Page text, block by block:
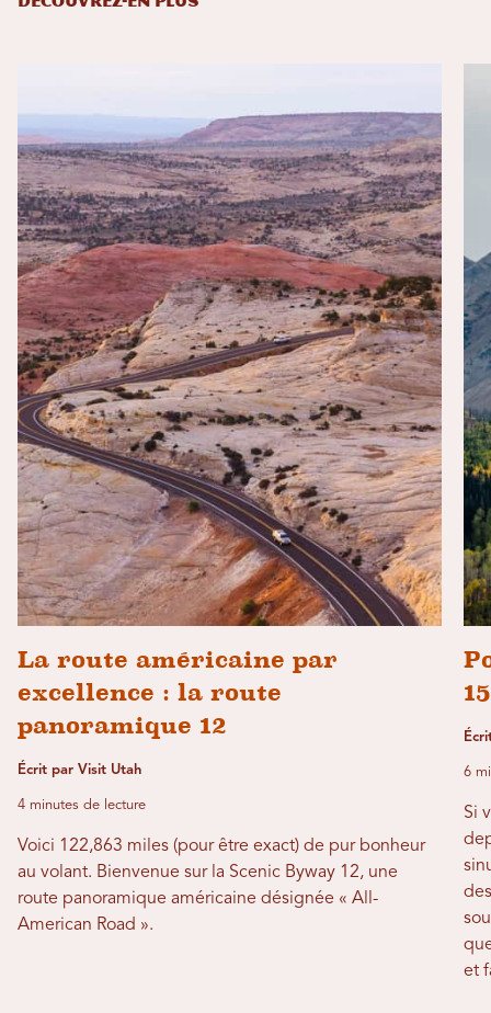
La route américaine par
excellence : la route
panoramique 12
Écrit par Visit Utah
4 minutes de lecture
Voici 122,863 miles (pour être exact) de pur bonheur
au volant. Bienvenue sur la Scenic Byway 12, une
route panoramique américaine désignée « All-
American Road ».
6
Si
et